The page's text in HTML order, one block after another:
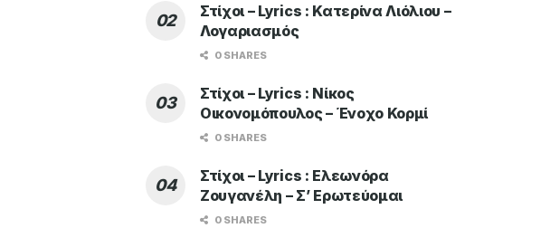
Στίχοι – Lyrics : Κατερίνα Λιόλιου –
Λογαριασμός
0 SHARES
Στίχοι – Lyrics : Νίκος
Οικονομόπουλος – Ένοχο Κορμί
0 SHARES
Στίχοι – Lyrics : Ελεωνόρα
Ζουγανέλη – Σ’ Ερωτεύομαι
0 SHARES